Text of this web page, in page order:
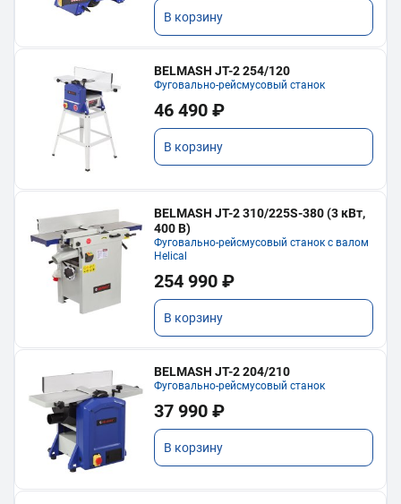
В корзину
BELMASH JT-2 254/120
Фуговально-рейсмусовый станок
46 490 ₽
В корзину
BELMASH JT-2 310/225S-380 (3 кВт,
400 В)
Фуговально-рейсмусовый станок с валом
Helical
254 990 ₽
В корзину
BELMASH JT-2 204/210
Фуговально-рейсмусовый станок
37 990 ₽
В корзину